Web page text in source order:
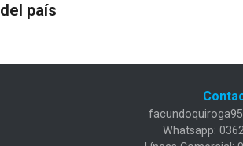
del país
Whatsapp: